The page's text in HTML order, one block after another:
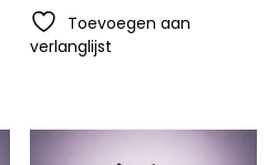
Toevoegen aan
verlanglijst